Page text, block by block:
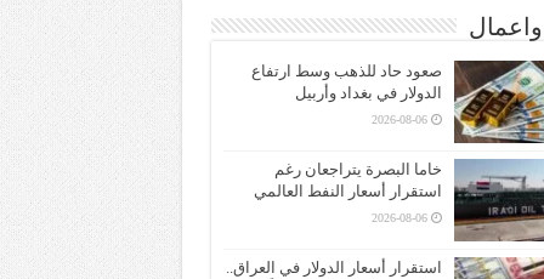
صعود حاد للذهب وسط ارتفاع
الدولار في بغداد وأربيل
2026-08-06
خاما البصرة يتراجعان رغم
استقرار أسعار النفط العالمي
2026-08-06
استقرار أسعار الدولار في العراق..